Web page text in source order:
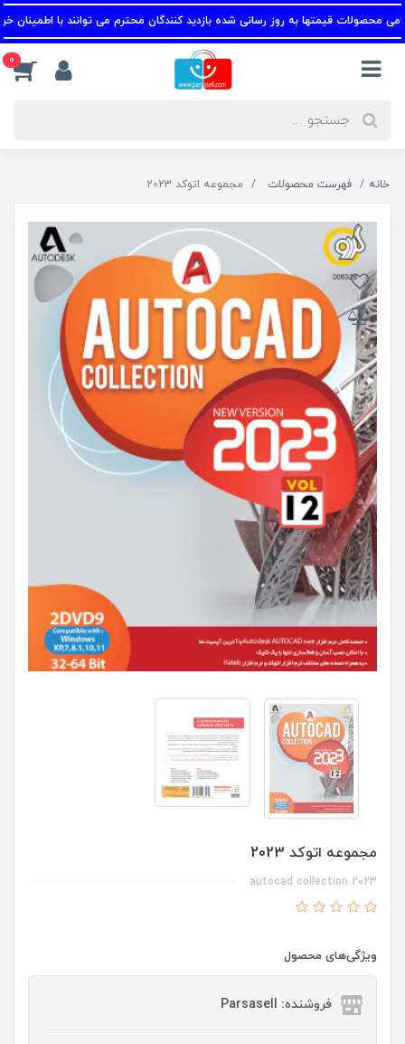
محصولات قیمتها به روز رسانی شده بازدید کنندگان محترم می توانند با اطمینان خرید
0
خانه فهرست محصولات مجموعه اتوکد 2023
مجموعه اتوکد 2023
autocad collection 2023
ویژگی‌های محصول
فروشنده: Parsasell